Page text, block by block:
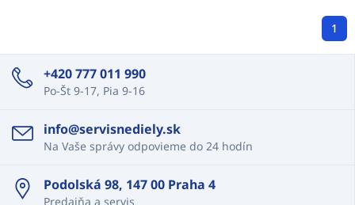
1
+420 777 011 990
Po-Št 9-17, Pia 9-16
info@servisnediely.sk
Na Vaše správy odpovieme do 24 hodín
Podolská 98, 147 00 Praha 4
Predajňa a servis